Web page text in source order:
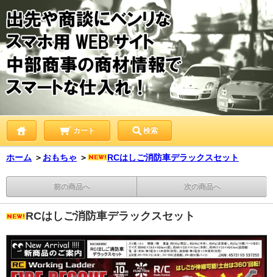
カート 検索
ホーム ＞ おもちゃ ＞ RCはしご消防車デラックスセット
前の商品へ 次の商品へ
RCはしご消防車デラックスセット